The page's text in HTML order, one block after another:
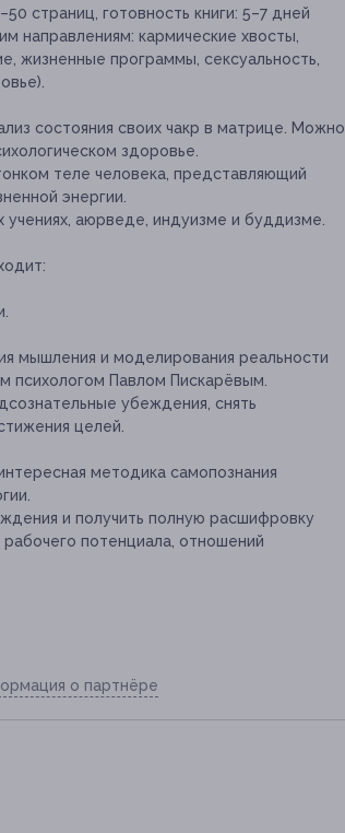
страниц, готовность книги: 5–7 дней
направлениям: кармические хвосты,
жизненные программы, сексуальность,
состояния своих чакр в матрице. Можно
здоровье.
теле человека, представляющий
энергии.
учениях, аюрведе, индуизме и буддизме.
мышления и моделирования реальности
психологом Павлом Пискарёвым.
убеждения, снять
целей.
методика самопознания
и получить полную расшифровку
потенциала, отношений
о партнёре